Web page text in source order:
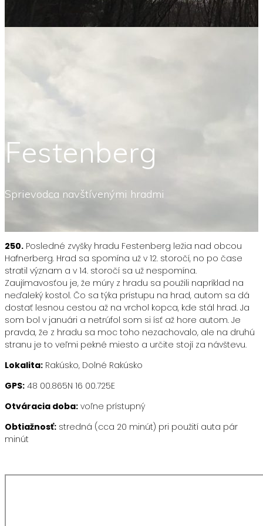
Festenberg
Sprievodca navštívenými hradmi
250. Posledné zvyšky hradu Festenberg ležia nad obcou
Hafnerberg. Hrad sa spomína už v 12. storočí, no po čase
stratil význam a v 14. storočí sa už nespomína.
Zaujímavosťou je, že múry z hradu sa použili napríklad na
neďaleký kostol. Čo sa týka prístupu na hrad, autom sa dá
dostať lesnou cestou až na vrchol kopca, kde stál hrad. Ja
som bol v januári a netrúfol som si ísť až hore autom. Je
pravda, že z hradu sa moc toho nezachovalo, ale na druhú
stranu je to veľmi pekné miesto a určite stojí za návštevu.
Lokalita: Rakúsko, Dolné Rakúsko
GPS: 48 00.865N 16 00.725E
Otváracia doba: voľne prístupný
Obtiažnosť: stredná (cca 20 minút) pri použití auta pár
minút